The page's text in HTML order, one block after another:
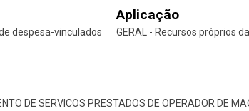
despesa-vinculados
Aplicação
GERAL - Recursos próprios
DE SERVICOS PRESTADOS DE OPERADOR DE